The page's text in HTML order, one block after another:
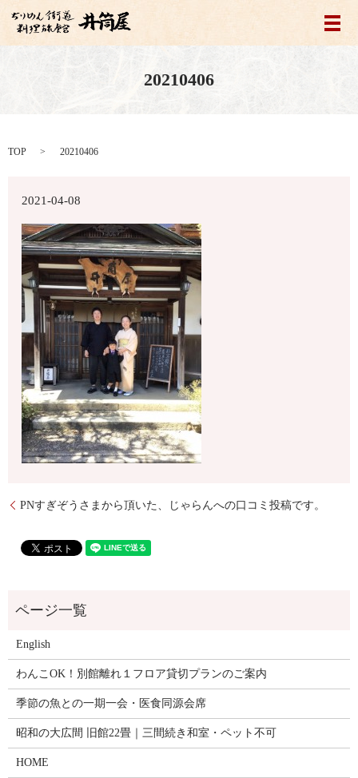
メ
20210406
TOP 20210406
2021-04-08
PNすぎぞうさまから頂いた、じゃらんへの口コミ投稿です。
English
わんこOK！別館離れ１フロア貸切プランのご案内
季節の魚との一期一会・医食同源会席
昭和の大広間 旧館22畳｜三間続き和室・ペット不可
HOME